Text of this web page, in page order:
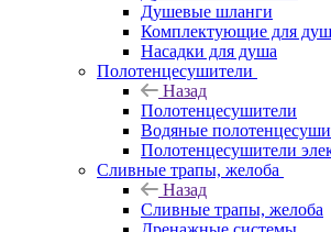
Душевые шланги
Комплектующие для
Насадки для душа
Полотенцесушители
Назад
Полотенцесушители
Водяные
Полотенцесушители
Сливные трапы, желоба
Назад
Сливные трапы, желоба